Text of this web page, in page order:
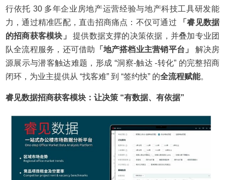
行依托 30 多年企业房地产运营经验与地产科技工具研发能
力，通过精准匹配，直击招商痛点：不仅可通过
「睿见数据
的招商获客模块」
提供数据支撑的决策依据，并叠加专业团
队全流程服务，还可借助 「地产搭档业主营销平台」
解决房
源展示与潜客触达难题，形成 “洞察-触达 -转化” 的完整招商
闭环，为业主提供从 “找客难” 到 “签约快” 的全流程赋能。
睿见数据招商获客模块：让决策 “有数据、有依据”